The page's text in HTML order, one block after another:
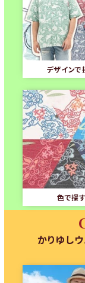
デザインで
色で探す
かりゆし